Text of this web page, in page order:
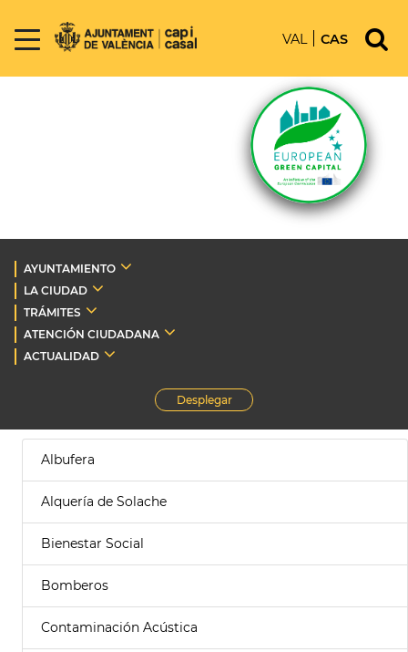
VAL CAS
AYUNTAMIENTO
LA CIUDAD
TRÁMITES
ATENCIÓN CIUDADANA
ACTUALIDAD
Desplegar
Albufera
Alquería de Solache
Bienestar Social
Bomberos
Contaminación Acústica